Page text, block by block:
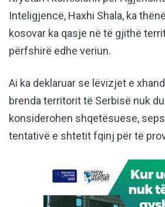
Inteligjencë, Haxhi Shala, ka
kosovar ka qasje në të gjithë
përfshirë edhe veriun.
Ai ka deklaruar se lëvizjet e
brenda territorit të Serbisë nuk
konsiderohen shqetësuese,
tentativë e shtetit fqinj për të